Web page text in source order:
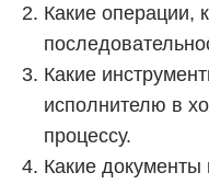
Какие операции,
Какие
исполнителю в
процессу.
Какие документы